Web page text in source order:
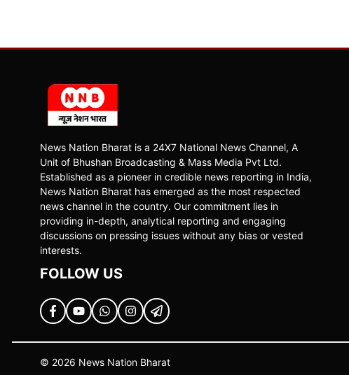
News Nation Bharat is a 24X7 National News Channel, A
Unit of Bhushan Broadcasting & Mass Media Pvt Ltd.
Established as a pioneer in credible news reporting in India,
News Nation Bharat has emerged as the most respected
news channel in the country. Our commitment lies in
providing in-depth, analytical reporting and engaging
discussions on pressing issues without any bias or vested
interests.
FOLLOW US
© 2026 News Nation Bharat